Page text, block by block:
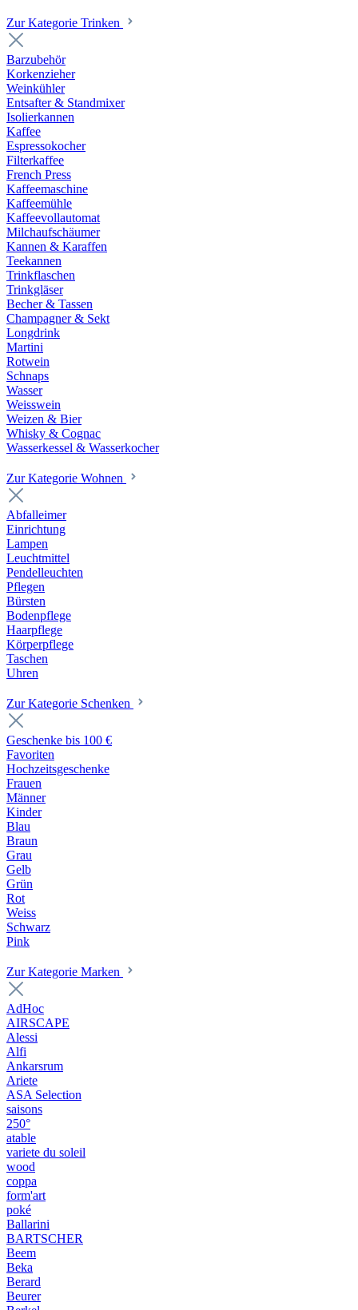
Zur Kategorie Trinken
Barzubehör
Korkenzieher
Weinkühler
Entsafter & Standmixer
Isolierkannen
Kaffee
Espressokocher
Filterkaffee
French Press
Kaffeemaschine
Kaffeemühle
Kaffeevollautomat
Milchaufschäumer
Kannen & Karaffen
Teekannen
Trinkflaschen
Trinkgläser
Becher & Tassen
Champagner & Sekt
Longdrink
Martini
Rotwein
Schnaps
Wasser
Weisswein
Weizen & Bier
Whisky & Cognac
Wasserkessel & Wasserkocher
Zur Kategorie Wohnen
Abfalleimer
Einrichtung
Lampen
Leuchtmittel
Pendelleuchten
Pflegen
Bürsten
Bodenpflege
Haarpflege
Körperpflege
Taschen
Uhren
Zur Kategorie Schenken
Geschenke bis 100 €
Favoriten
Hochzeitsgeschenke
Frauen
Männer
Kinder
Blau
Braun
Grau
Gelb
Grün
Rot
Weiss
Schwarz
Pink
Zur Kategorie Marken
AdHoc
AIRSCAPE
Alessi
Alfi
Ankarsrum
Ariete
ASA Selection
saisons
250°
atable
variete du soleil
wood
coppa
form'art
poké
Ballarini
BARTSCHER
Beem
Beka
Berard
Beurer